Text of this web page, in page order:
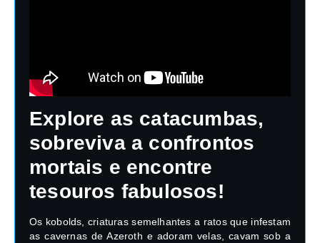
Explore as catacumbas,
sobreviva a confrontos
mortais e encontre
tesouros fabulosos!
Os kobolds, criaturas semelhantes a ratos que infestam
as cavernas de Azeroth e adoram velas, cavam sob a